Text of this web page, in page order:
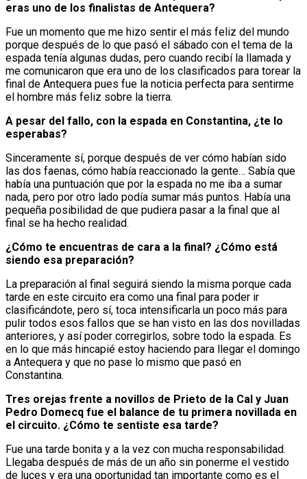
eras uno de los finalistas de Antequera?
Fue un momento que me hizo sentir el más feliz del mundo
porque después de lo que pasó el sábado con el tema de la
espada tenía algunas dudas, pero cuando recibí la llamada y
me comunicaron que era uno de los clasificados para torear la
final de Antequera pues fue la noticia perfecta para sentirme
el hombre más feliz sobre la tierra.
A pesar del fallo, con la espada en Constantina, ¿te lo
esperabas?
Sinceramente sí, porque después de ver cómo habían sido
las dos faenas, cómo había reaccionado la gente… Sabía que
había una puntuación que por la espada no me iba a sumar
nada, pero por otro lado podía sumar más puntos. Había una
pequeña posibilidad de que pudiera pasar a la final que al
final se ha hecho realidad.
¿Cómo te encuentras de cara a la final? ¿Cómo está
siendo esa preparación?
La preparación al final seguirá siendo la misma porque cada
tarde en este circuito era como una final para poder ir
clasificándote, pero sí, toca intensificarla un poco más para
pulir todos esos fallos que se han visto en las dos novilladas
anteriores, y así poder corregirlos, sobre todo la espada. Es
en lo que más hincapié estoy haciendo para llegar el domingo
a Antequera y que no pase lo mismo que pasó en
Constantina.
Tres orejas frente a novillos de Prieto de la Cal y Juan
Pedro Domecq fue el balance de tu primera novillada en
el circuito. ¿Cómo te sentiste esa tarde?
Fue una tarde bonita y a la vez con mucha responsabilidad.
Llegaba después de más de un año sin ponerme el vestido
de luces y era una oportunidad tan importante como es el